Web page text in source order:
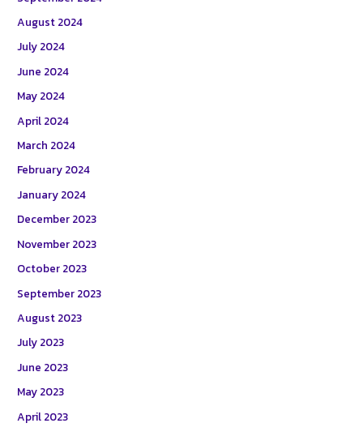
August 2024
July 2024
June 2024
May 2024
April 2024
March 2024
February 2024
January 2024
December 2023
November 2023
October 2023
September 2023
August 2023
July 2023
June 2023
May 2023
April 2023